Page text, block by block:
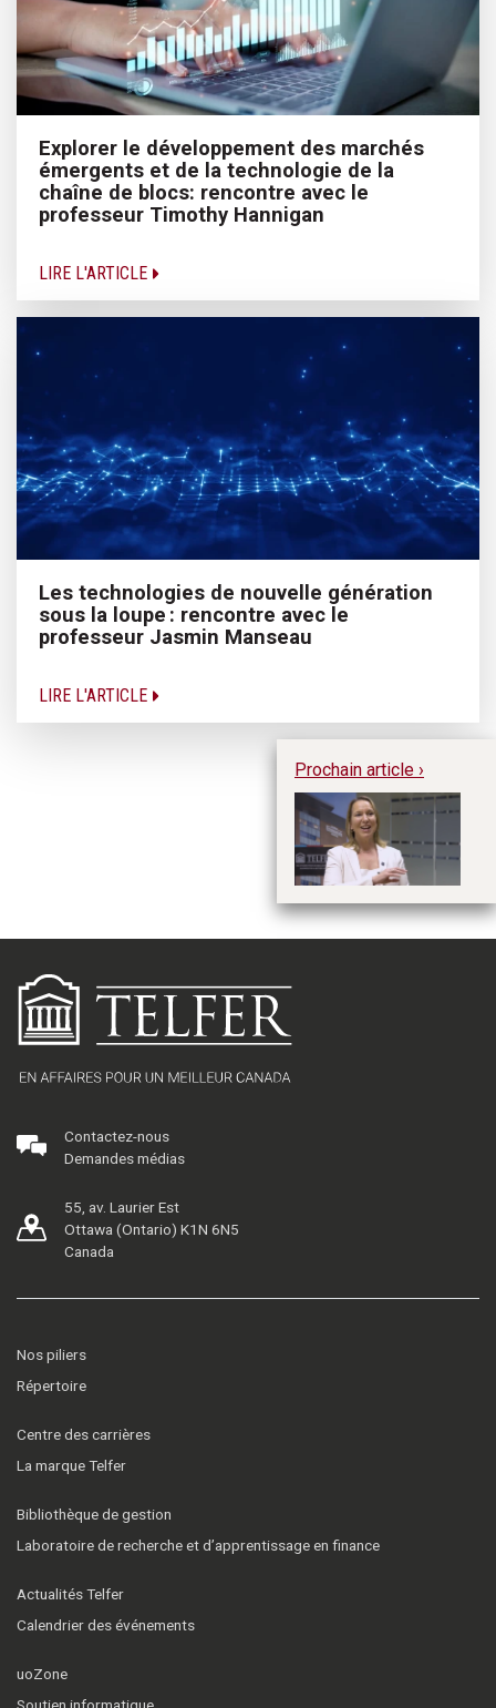
Explorer le développement des marchés
émergents et de la technologie de la
chaîne de blocs: rencontre avec le
professeur Timothy Hannigan
LIRE L'ARTICLE
Les technologies de nouvelle génération
sous la loupe : rencontre avec le
professeur Jasmin Manseau
LIRE L'ARTICLE
Prochain article ›
Contactez-nous
Demandes médias
55, av. Laurier Est
Ottawa (Ontario) K1N 6N5
Canada
Nos piliers
Répertoire
Centre des carrières
La marque Telfer
Bibliothèque de gestion
Laboratoire de recherche et d’apprentissage en finance
Actualités Telfer
Calendrier des événements
uoZone
Soutien informatique